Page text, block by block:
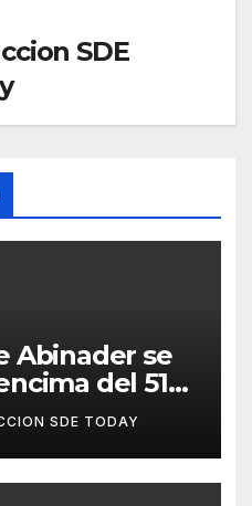
SDE
Abinader se
del 51
de ACD
SDE TODAY